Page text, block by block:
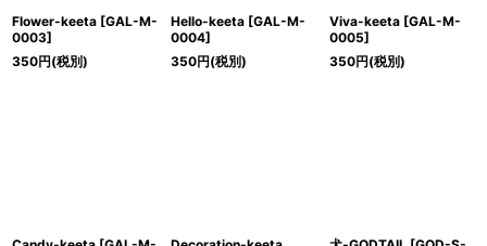
Flower-keeta [GAL-M-
0003]
350円(税別)
Hello-keeta [GAL-M-
0004]
350円(税別)
Viva-keeta [GAL-M-
0005]
350円(税別)